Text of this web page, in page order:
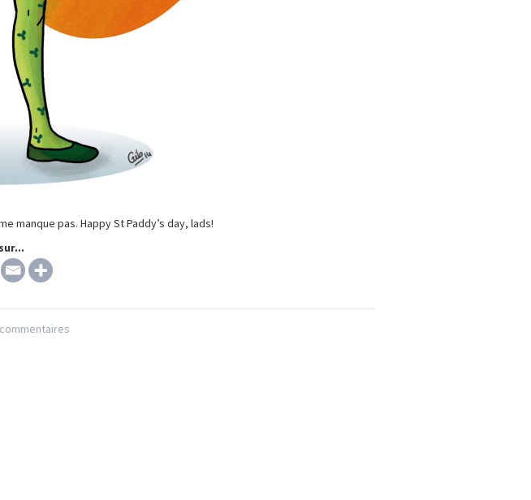
manque pas. Happy St Paddy’s day, lads!